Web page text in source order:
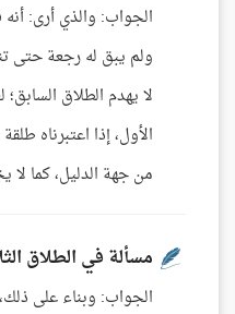
الجواب: والذي أرى: أنه
ولم يبق له رجعة حتى
لا يهدم الطلاق
الأول، إذا اعتبرناه
من جهة الدليل، كما لا
مسألة في الطلاق
الجواب: وبناء على